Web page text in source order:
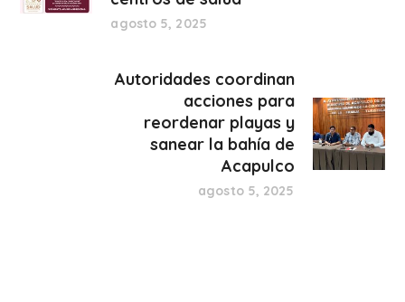
agosto 5, 2025
Autoridades coordinan
acciones para
reordenar playas y
sanear la bahía de
Acapulco
agosto 5, 2025